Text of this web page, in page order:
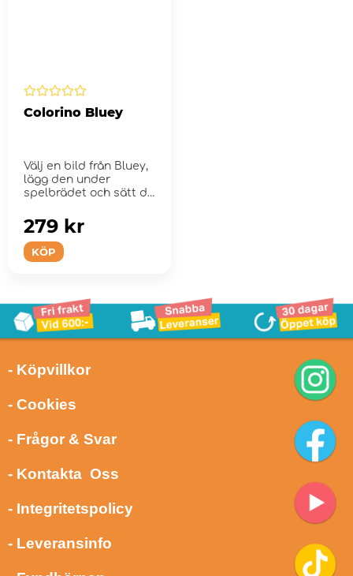
Colorino Bluey
Välj en bild från Bluey,
lägg den under
spelbrädet och sätt de
KÖP
279 kr
- Köpvillkor
- Cookies
- Frågor & Svar
- Kontakta Oss
- Integritetspolicy
- Leveransinfo